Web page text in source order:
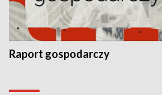
Raport gospodarczy